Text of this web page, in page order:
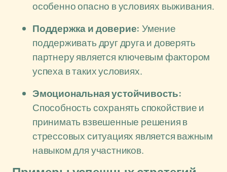
особенно опасно в условиях выживания.
Поддержка и доверие: Умение
поддерживать друг друга и доверять
партнеру является ключевым фактором
успеха в таких условиях.
Эмоциональная устойчивость:
Способность сохранять спокойствие и
принимать взвешенные решения в
стрессовых ситуациях является важным
навыком для участников.